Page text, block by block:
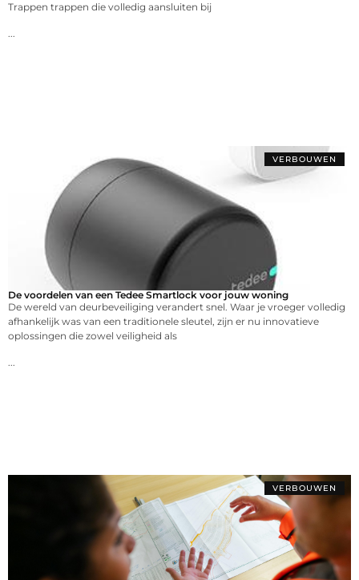
Trappen trappen die volledig aansluiten bij
VERBOUWEN
De voordelen van een Tedee Smartlock voor jouw woning
De wereld van deurbeveiliging verandert snel. Waar je vroeger volledig
afhankelijk was van een traditionele sleutel, zijn er nu innovatieve
oplossingen die zowel veiligheid als
VERBOUWEN